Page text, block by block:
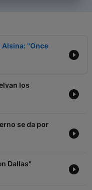
"Once
los
se da por
Dallas"